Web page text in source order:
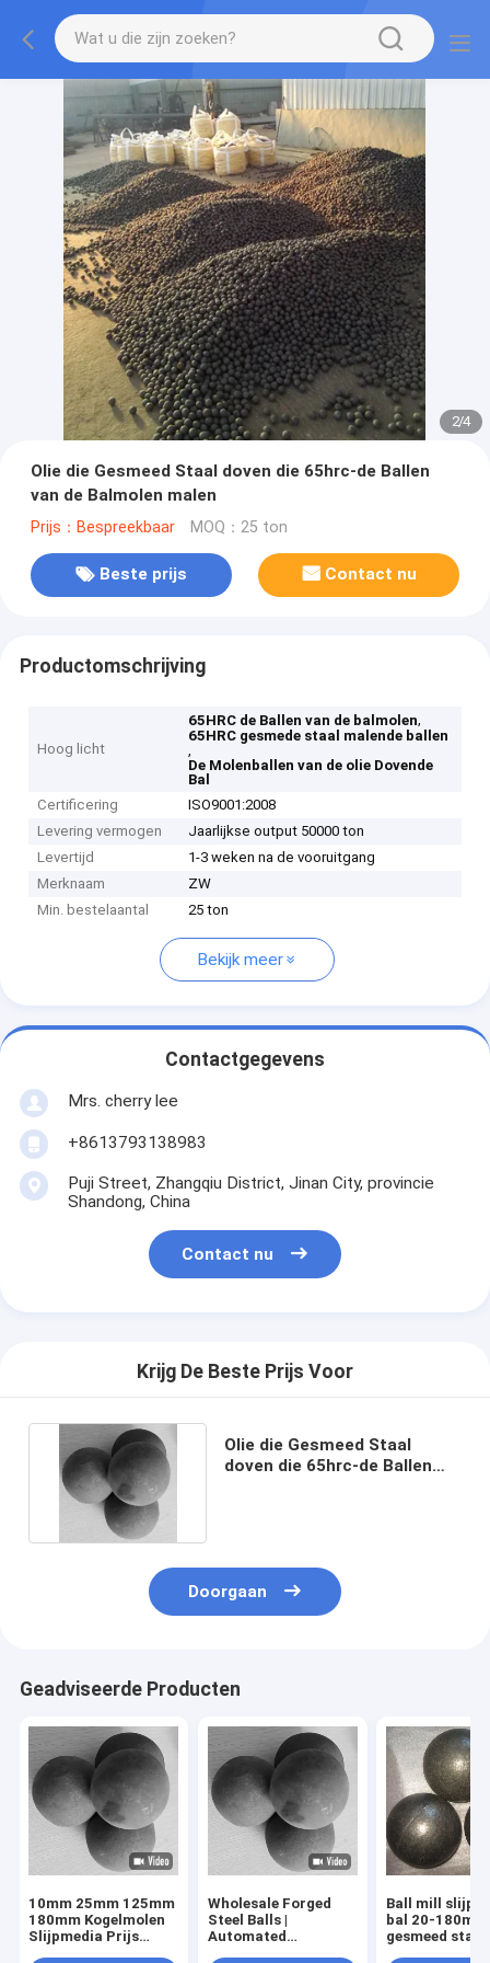
2/4
Olie die Gesmeed Staal doven die 65hrc-de Ballen
van de Balmolen malen
Prijs：Bespreekbaar MOQ：25 ton
Beste prijs Contact nu
Productomschrijving
Hoog licht
65HRC de Ballen van de balmolen,
65HRC gesmede staal malende ballen
,
De Molenballen van de olie Dovende
Bal
Certificering
ISO9001:2008
Levering vermogen
Jaarlijkse output 50000 ton
Levertijd
1-3 weken na de vooruitgang
Merknaam
ZW
Min. bestelaantal
25 ton
Bekijk meer
Contactgegevens
Mrs. cherry lee
+8613793138983
Puji Street, Zhangqiu District, Jinan City, provincie
Shandong, China
Contact nu
Krijg De Beste Prijs Voor
Olie die Gesmeed Staal
doven die 65hrc-de Ballen
Doorgaan
Geadviseerde Producten
10mm 25mm 125mm
180mm Kogelmolen
Slijpmedia Prijs
Wholesale Forged
Steel Balls |
Automated
Ball mill
bal 20-180mm
gesmeed